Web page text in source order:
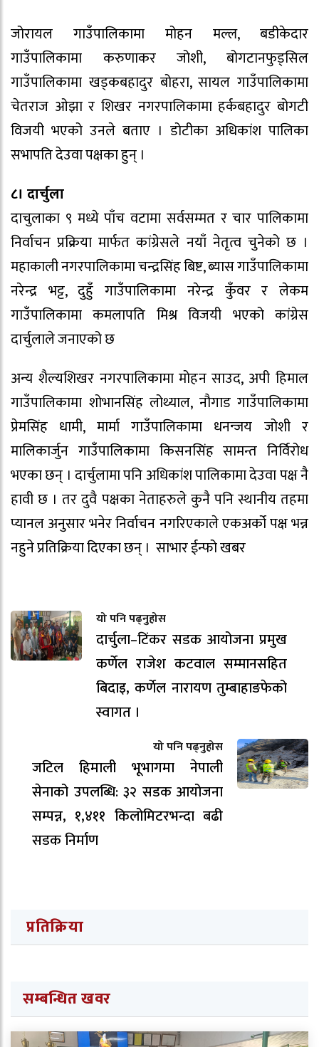
जोरायल गाउँपालिकामा मोहन मल्ल, बडीकेदार
गाउँपालिकामा करुणाकर जोशी, बोगटानफुड्सिल
गाउँपालिकामा खड्कबहादुर बोहरा, सायल गाउँपालिकामा
चेतराज ओझा र शिखर नगरपालिकामा हर्कबहादुर बोगटी
विजयी भएको उनले बताए । डोटीका अधिकांश पालिका
सभापति देउवा पक्षका हुन् ।
८। दार्चुला
दाचुलाका ९ मध्ये पाँच वटामा सर्वसम्मत र चार पालिकामा
निर्वाचन प्रक्रिया मार्फत कांग्रेसले नयाँ नेतृत्व चुनेको छ ।
महाकाली नगरपालिकामा चन्द्रसिंह बिष्ट, ब्यास गाउँपालिकामा
नरेन्द्र भट्ट, दुहुँ गाउँपालिकामा नरेन्द्र कुँवर र लेकम
गाउँपालिकामा कमलापति मिश्र विजयी भएको कांग्रेस
दार्चुलाले जनाएको छ
अन्य शैल्यशिखर नगरपालिकामा मोहन साउद, अपी हिमाल
गाउँपालिकामा शोभानसिंह लोथ्याल, नौगाड गाउँपालिकामा
प्रेमसिंह धामी, मार्मा गाउँपालिकामा धनन्जय जोशी र
मालिकार्जुन गाउँपालिकामा किसनसिंह सामन्त निर्विरोध
भएका छन् । दार्चुलामा पनि अधिकांश पालिकामा देउवा पक्ष नै
हावी छ । तर दुवै पक्षका नेताहरुले कुनै पनि स्थानीय तहमा
प्यानल अनुसार भनेर निर्वाचन नगरिएकाले एकअर्को पक्ष भन्न
नहुने प्रतिक्रिया दिएका छन् । साभार ईन्फो खबर
यो पनि पढ्नुहोस
दार्चुला–टिंकर सडक आयोजना प्रमुख
कर्णेल राजेश कटवाल सम्मानसहित
बिदाइ, कर्णेल नारायण तुम्बाहाङफेको
स्वागत ।
यो पनि पढ्नुहोस
जटिल हिमाली भूभागमा नेपाली
सेनाको उपलब्धि: ३२ सडक आयोजना
सम्पन्न, १,४११ किलोमिटरभन्दा बढी
सडक निर्माण
प्रतिक्रिया
सम्बन्धित खवर